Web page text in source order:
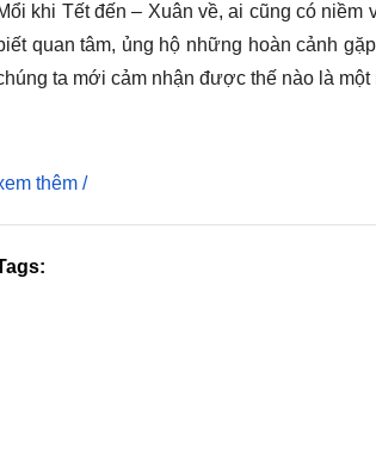
khi Tết đến – Xuân về, ai cũng có
quan tâm, ủng hộ những hoàn cảnh
ta mới cảm nhận được thế nào là một
thêm /